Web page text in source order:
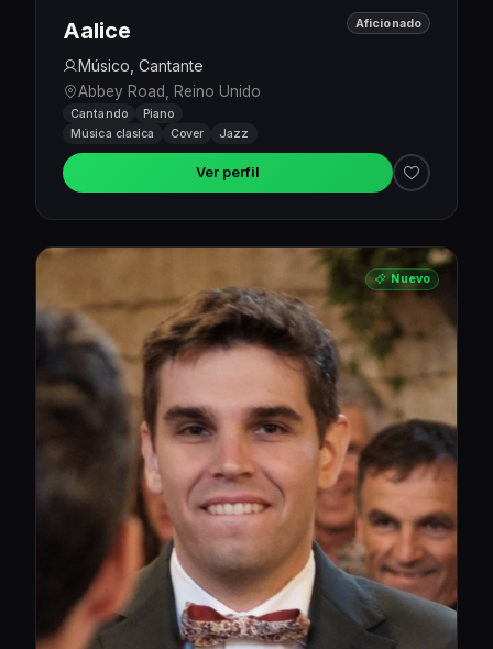
Aalice
Músico, Cantante
Abbey Road, Reino Unido
Aficionado
Cantando
Piano
Música clasica
Cover Jazz
Ver perfil
Nuevo